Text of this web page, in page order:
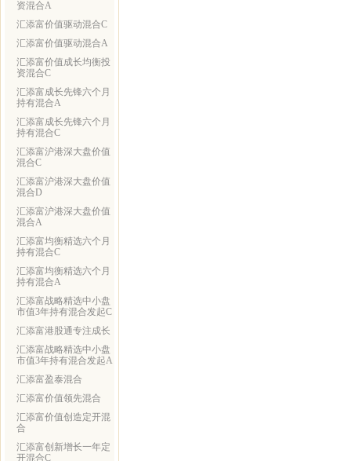
资混合A
汇添富价值驱动混合C
汇添富价值驱动混合A
汇添富价值成长均衡投
资混合C
汇添富成长先锋六个月
持有混合A
汇添富成长先锋六个月
持有混合C
汇添富沪港深大盘价值
混合C
汇添富沪港深大盘价值
混合D
汇添富沪港深大盘价值
混合A
汇添富均衡精选六个月
持有混合C
汇添富均衡精选六个月
持有混合A
汇添富战略精选中小盘
市值3年持有混合发起C
汇添富港股通专注成长
汇添富战略精选中小盘
市值3年持有混合发起A
汇添富盈泰混合
汇添富价值领先混合
汇添富价值创造定开混
合
汇添富创新增长一年定
开混合C